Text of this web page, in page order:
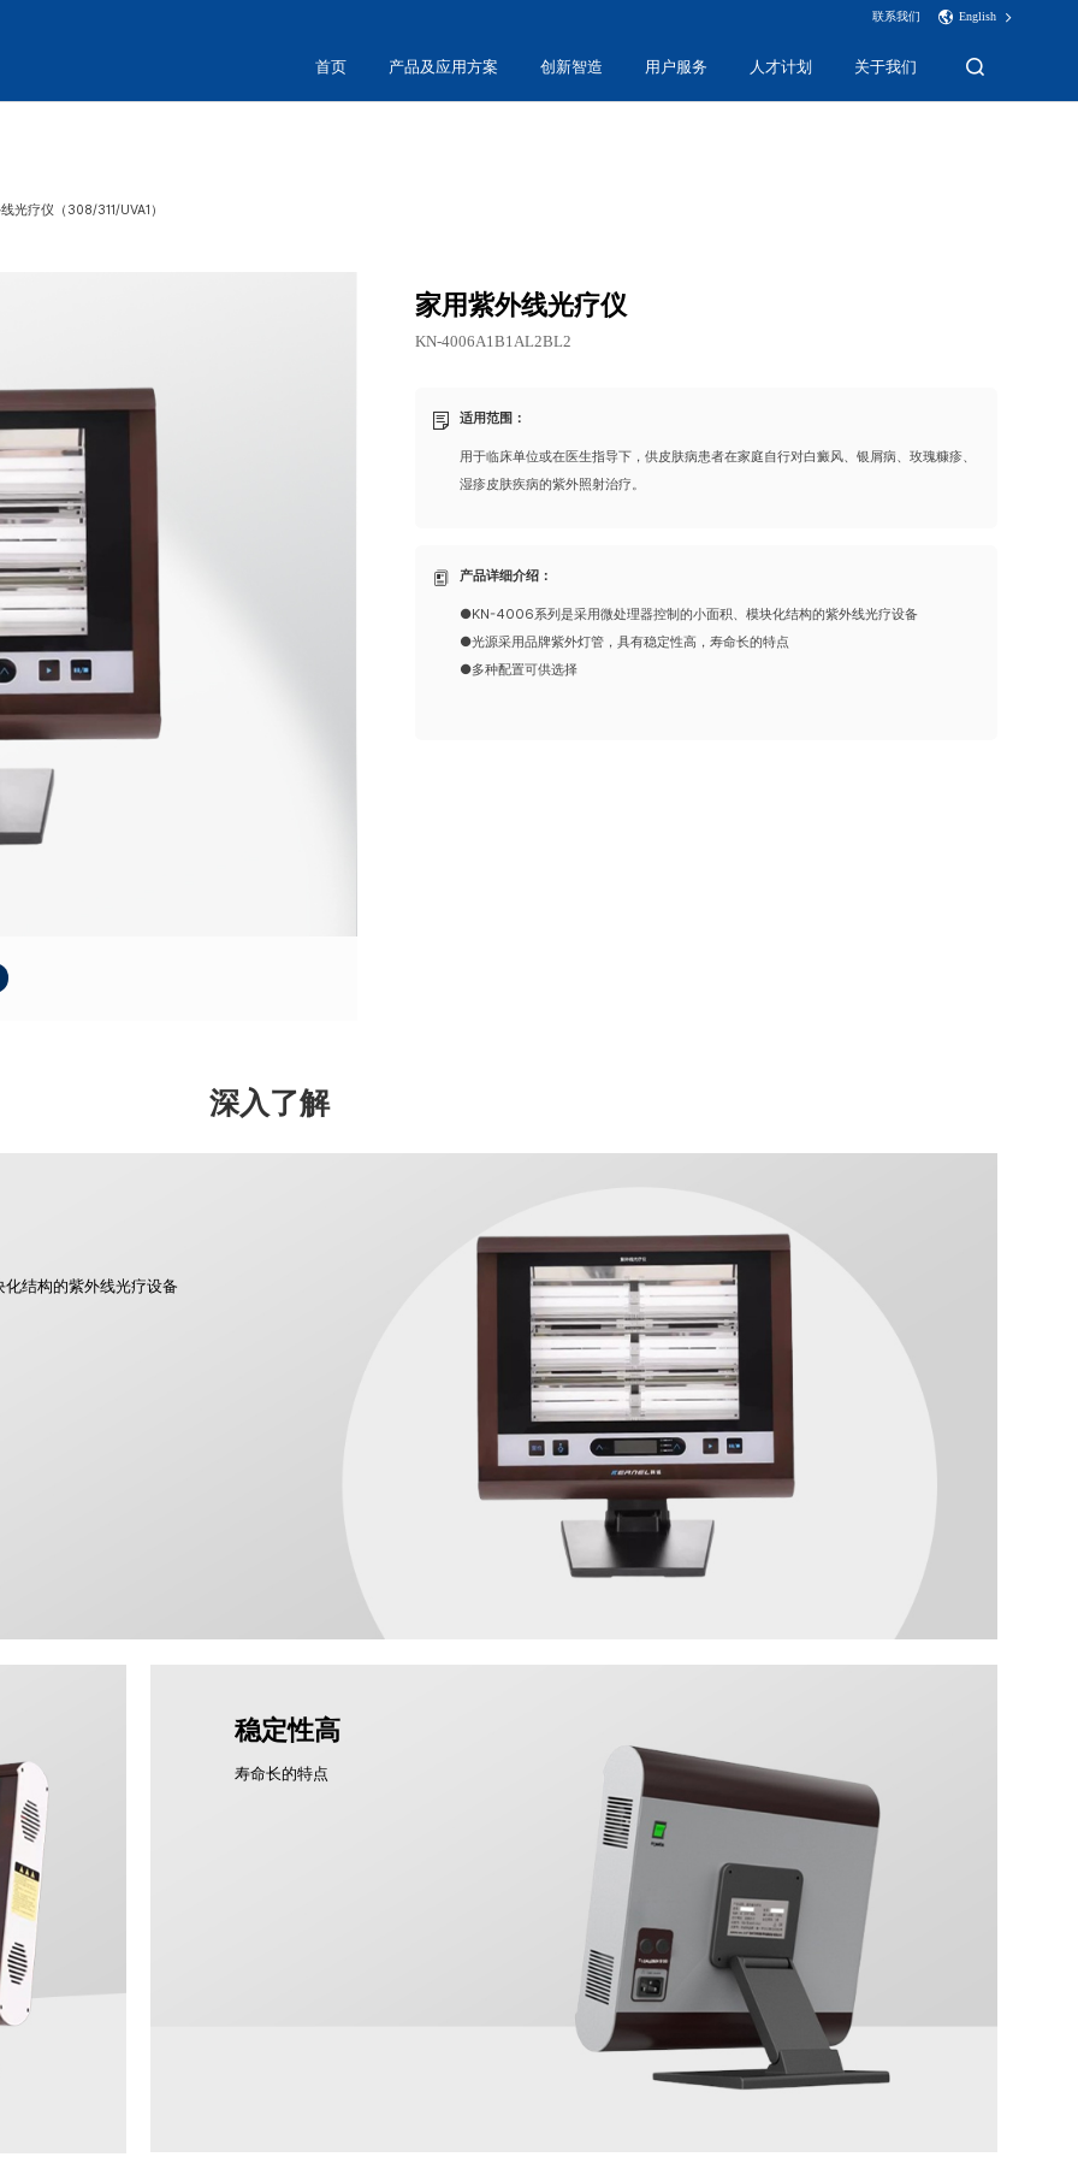
联系我们 English
首页 产品及应用方案 创新智造 用户服务 人才计划 关于我们
光疗仪（308/311/UVA1）
家用紫外线光疗仪
KN-4006A1B1AL2BL2
适用范围：
用于临床单位或在医生指导下，供皮肤病患者在家庭自行对白癜风、银屑病、玫瑰糠疹、
湿疹皮肤疾病的紫外照射治疗。
产品详细介绍：
●KN-4006系列是采用微处理器控制的小面积、模块化结构的紫外线光疗设备
●光源采用品牌紫外灯管，具有稳定性高，寿命长的特点
●多种配置可供选择
深入了解
结构的紫外线光疗设备
稳定性高
寿命长的特点